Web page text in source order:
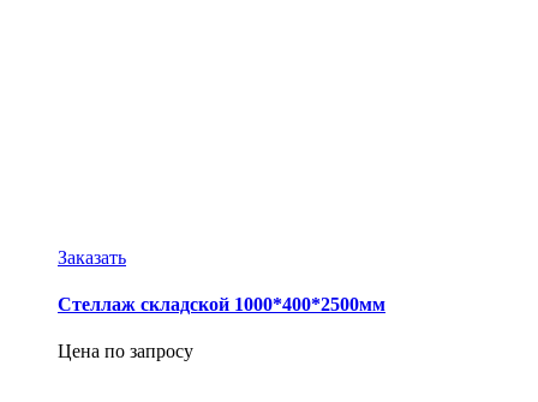
Заказать
Стеллаж складской 1000*400*2500мм
Цена по запросу